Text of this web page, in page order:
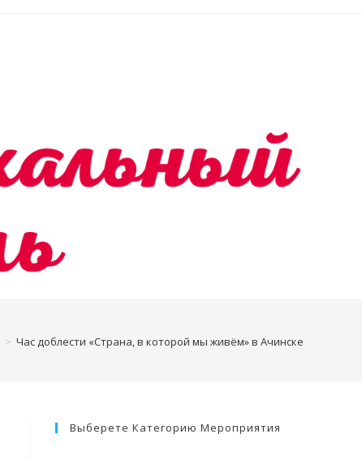
> Час доблести «Страна, в которой мы живём» в Ачинске
Выберете Категорию Мероприятия